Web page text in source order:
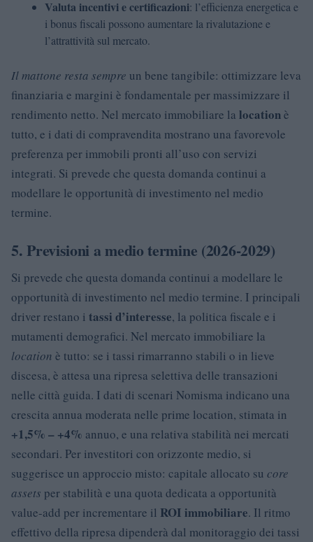
Valuta incentivi e certificazioni: l’efficienza energetica e
i bonus fiscali possono aumentare la rivalutazione e
l’attrattività sul mercato.
Il mattone resta sempre un bene tangibile: ottimizzare leva
finanziaria e margini è fondamentale per massimizzare il
rendimento netto. Nel mercato immobiliare la locationè
tutto, e i dati di compravendita mostrano una favorevole
preferenza per immobili pronti all’uso con servizi
integrati. Si prevede che questa domanda continui a
modellare le opportunità di investimento nel medio
termine.
5. Previsioni a medio termine (2026-2029)
Si prevede che questa domanda continui a modellare le
opportunità di investimento nel medio termine. I principali
driver restano i tassi d’interesse, la politica fiscale e i
mutamenti demografici. Nel mercato immobiliare la
location è tutto: se i tassi rimarranno stabili o in lieve
discesa, è attesa una ripresa selettiva delle transazioni
nelle città guida. I dati di scenari Nomisma indicano una
crescita annua moderata nelle prime location, stimata in
+1,5% – +4% annuo, e una relativa stabilità nei mercati
secondari. Per investitori con orizzonte medio, si
suggerisce un approccio misto: capitale allocato su core
assets per stabilità e una quota dedicata a opportunità
value-add per incrementare il ROI immobiliare. Il ritmo
effettivo della ripresa dipenderà dal monitoraggio dei tassi